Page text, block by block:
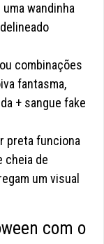
wandinha
combinações
fantasma,
+ sangue fake
preta funciona
cheia de
um visual
com o